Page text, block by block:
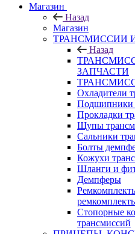
Магазин
Назад
Магазин
ТРАНСМИССИИ
Назад
ЗАПЧАСТИ
Охладители
Подшипники
Прокладки
Щупы
Сальники
Болты
Кожухи
Шланги и
Демпферы
Стопорные
трансмиссий